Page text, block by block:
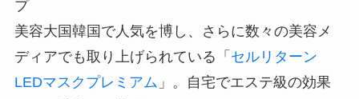
プ
美容大国韓国で人気を博し、さらに数々の美容メ
ディアでも取り上げられている「 セルリターン
LEDマスクプレミアム 」。自宅でエステ級の効果